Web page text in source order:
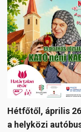
Hétfőtől, április
a helyközi